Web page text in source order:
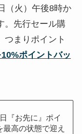
（火）午後8時か
。先行セール購
つまりポイント
ポイントバッ
『お先に』ポイ
高の状態で迎え